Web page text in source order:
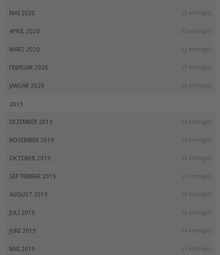
MAI 2020 (3 einträge)
APRIL 2020 (2 einträge)
MÄRZ 2020 (2 einträge)
FEBRUAR 2020 (3 einträge)
JANUAR 2020 (3 einträge)
2019
DEZEMBER 2019 (3 einträge)
NOVEMBER 2019 (5 einträge)
OKTOBER 2019 (3 einträge)
SEPTEMBER 2019 (3 einträge)
AUGUST 2019 (3 einträge)
JULI 2019 (2 einträge)
JUNI 2019 (4 einträge)
MAI 2019 (3 einträge)